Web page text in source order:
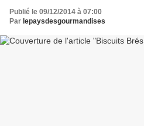
Publié le 09/12/2014 à 07:00
Par lepaysdesgourmandises